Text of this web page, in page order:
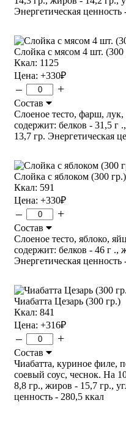
Энергетическая ценность
Слойка с мясом 4 шт. (300
Ккал: 1125
Цена: +330₽
– +
Состав
Слоеное тесто, фарш,
содержит: белков - 31,5 г
13,7 гр. Энергетическая
Слойка с яблоком (300 гр.)
Ккал: 591
Цена: +330₽
– +
Состав
Слоеное тесто, яблоко,
содержит: белков - 46 г .,
Энергетическая ценность
Чиабатта Цезарь (300 гр.)
Ккал: 841
Цена: +316₽
– +
Состав
Чиабатта, куриное филе,
соевый соус, чеснок. На
8,8 гр., жиров - 15,7 гр.,
ценность - 280,5 ккал